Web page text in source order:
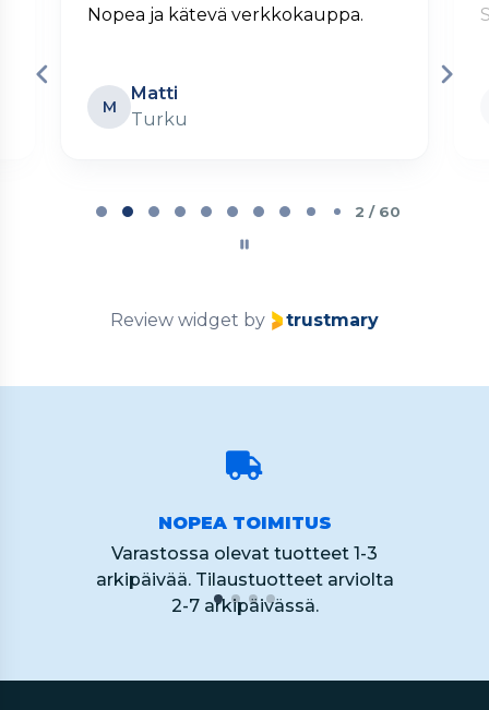
Nopea ja kätevä verkkokauppa.
M
Matti
Turku
2 / 60
Review widget by trustmary
NOPEA TOIMITUS
Varastossa olevat tuotteet 1-3
arkipäivää. Tilaustuotteet arviolta
2-7 arkipäivässä.